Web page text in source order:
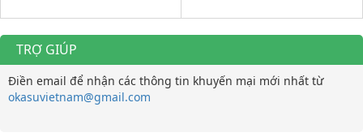
TRỢ GIÚP
Điền email để nhận các thông tin khuyến mại mới nhất từ
okasuvietnam@gmail.com